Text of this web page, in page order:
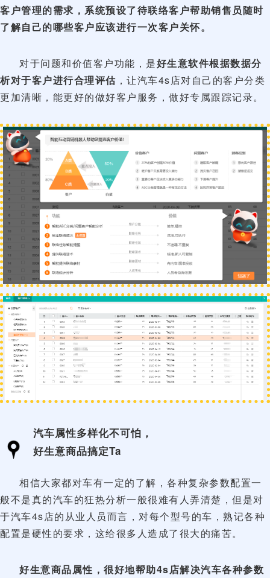
客户管理的需求，系统预设了待联络客户帮助销售员随时
了解自己的哪些客户应该进行一次客户关怀。
对于问题和价值客户功能，是好生意软件根据数据分
析对于客户进行合理评估 ，让汽车4s店对自己的客户分类
更加清晰，能更好的做好客户服务，做好专属跟踪记录。
汽车属性多样化不可怕，
好生意商品搞定Ta
相信大家都对车有一定的了解，各种复杂参数配置一
般不是真的汽车的狂热分析一般很难有人弄清楚，但是对
于汽车4s店的从业人员而言，对每个型号的车，熟记各种
配置是硬性的要求，这给很多人造成了很大的痛苦。
好生意商品属性，很好地帮助4s店解决汽车各种参数